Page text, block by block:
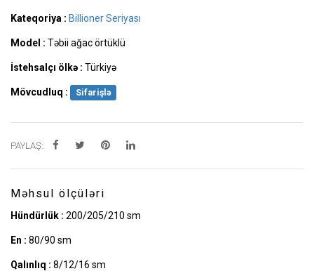
Kateqoriya : Billioner Seriyası
Model : Təbii ağac örtüklü
İstehsalçı ölkə : Türkiyə
Mövcudluq : Sifarişlə
PAYLAŞ:
Məhsul ölçüləri
Hündürlük : 200/205/210 sm
En : 80/90 sm
Qalınlıq : 8/12/16 sm